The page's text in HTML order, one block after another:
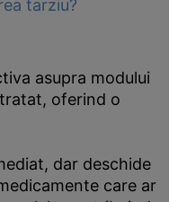
tarziu?
asupra modului
oferind o
dar deschide
care ar